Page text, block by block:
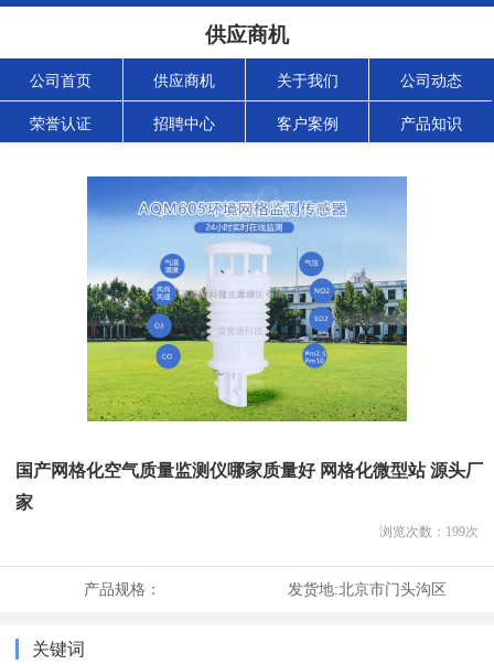
供应商机
公司首页 供应商机 关于我们 公司动态
荣誉认证 招聘中心 客户案例 产品知识
国产网格化空气质量监测仪哪家质量好 网格化微型站 源头厂
家
浏览次数： 199次
产品规格： 发货地:北京市门头沟区
关键词